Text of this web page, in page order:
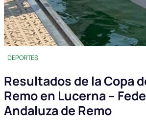
DEPORTES
Resultados de la Copa
Remo en Lucerna –
Andaluza de Remo